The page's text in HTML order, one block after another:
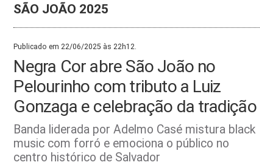
SÃO JOÃO 2025
Publicado em 22/06/2025 às 22h12.
Negra Cor abre São João no
Pelourinho com tributo a Luiz
Gonzaga e celebração da tradição
Banda liderada por Adelmo Casé mistura black
music com forró e emociona o público no
centro histórico de Salvador